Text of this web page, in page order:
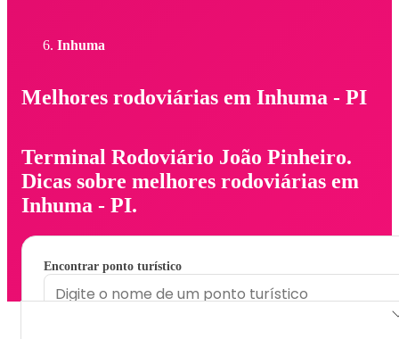
Inhuma
Melhores rodoviárias em Inhuma - PI
Terminal Rodoviário João Pinheiro.
Dicas sobre melhores rodoviárias em
Inhuma - PI.
Encontrar ponto turístico